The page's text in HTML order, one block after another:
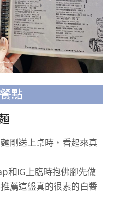
點
剛送上桌時，看起來真
和IG上臨時抱佛腳先做
薦這盤真的很素的白醬